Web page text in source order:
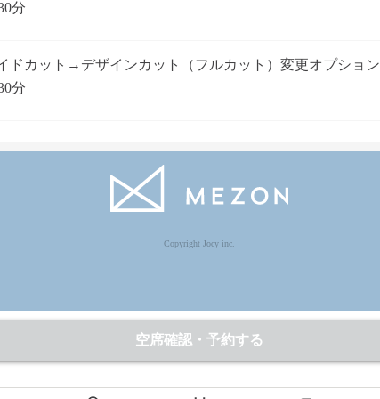
分
ドカット→デザインカット（フルカット）変更オプション
分
空席確認・予約する
Copyright Jocy inc.